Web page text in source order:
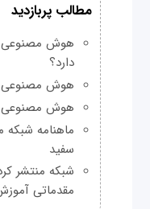
مطالب پربازدید
دارد؟
هوش مصنوعی
هوش مصنوعی
سفید
شبکه منتشر
مقدماتی